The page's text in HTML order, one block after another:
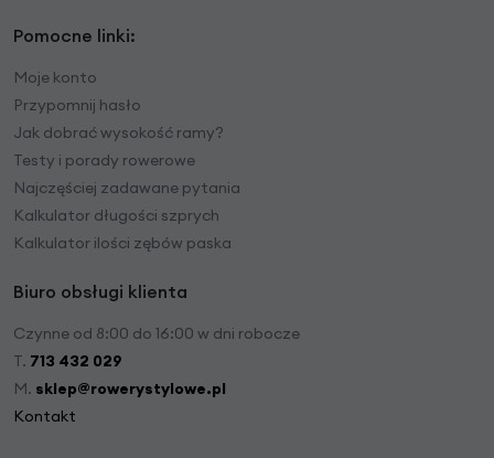
Pomocne linki:
Moje konto
Przypomnij hasło
Jak dobrać wysokość ramy?
Testy i porady rowerowe
Najczęściej zadawane pytania
Kalkulator długości szprych
Kalkulator ilości zębów paska
Biuro obsługi klienta
Czynne od 8:00 do 16:00 w dni robocze
T. 713 432 029
M. sklep@rowerystylowe.pl
Kontakt